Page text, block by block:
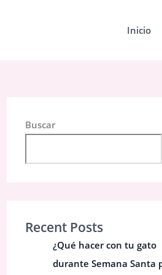
Inicio
Buscar
Recent Posts
¿Qué hacer con tu gato
durante Semana Santa